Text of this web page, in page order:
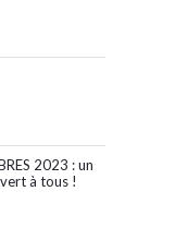
2023 : un
à tous !